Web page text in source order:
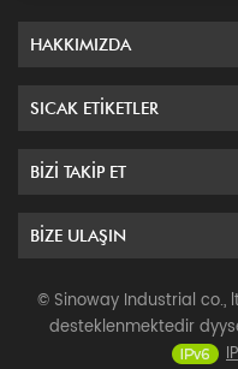
HAKKIMIZDA
SICAK ETIKETLER
BIZI TAKIP ET
BIZE ULAŞIN
© Sinoway Industrial co.,
desteklenmektedir